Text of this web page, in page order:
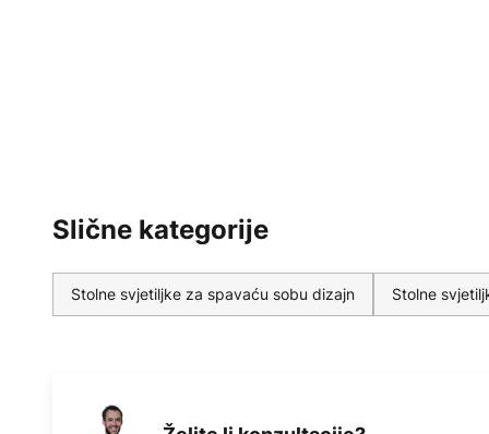
Slične kategorije
Stolne svjetiljke za spavaću sobu dizajn Stolne